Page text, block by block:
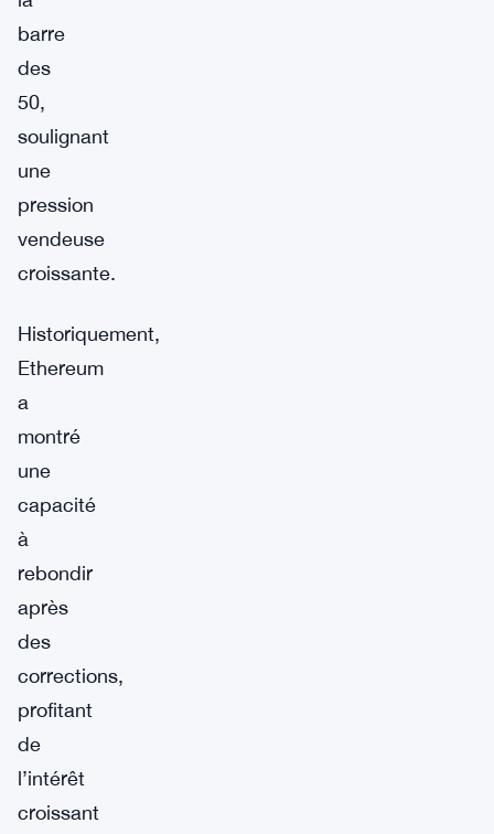
barre
des
50,
soulignant
une
pression
vendeuse
croissante.
Historiquement,
Ethereum
a
montré
une
capacité
à
rebondir
après
des
corrections,
profitant
de
l’intérêt
croissant